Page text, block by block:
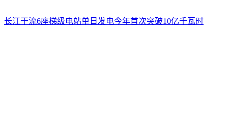
长江干流6座梯级电站单日发电今年首次突破10亿千瓦时